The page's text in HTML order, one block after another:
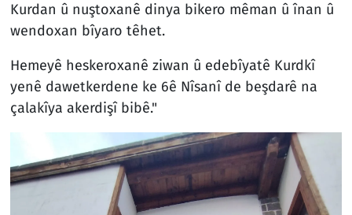
Kurdan û nuştoxanê dinya bikero mêman û înan û
wendoxan bîyaro têhet.
Hemeyê heskeroxanê ziwan û edebîyatê Kurdkî
yenê dawetkerdene ke 6ê Nîsanî de beşdarê na
çalakîya akerdişî bibê."